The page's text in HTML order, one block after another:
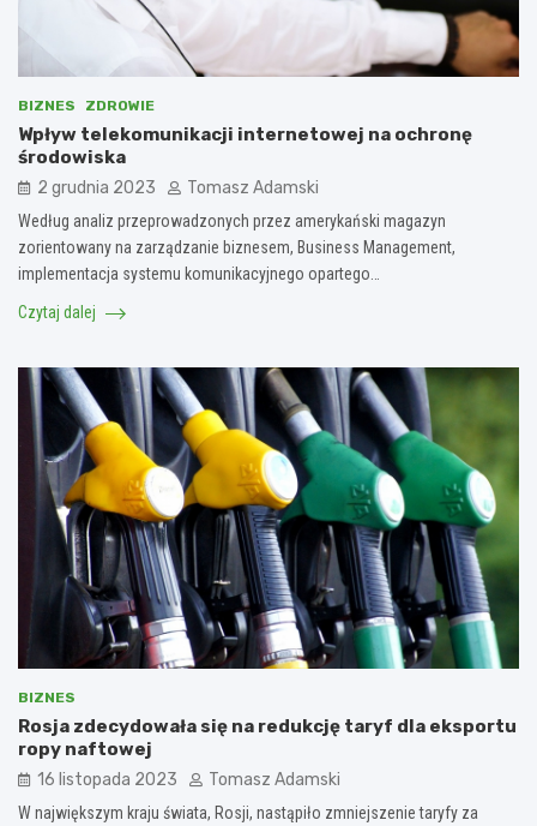
BIZNES ZDROWIE
Wpływ telekomunikacji internetowej na ochronę
środowiska
2 grudnia 2023 Tomasz Adamski
Według analiz przeprowadzonych przez amerykański magazyn
zorientowany na zarządzanie biznesem, Business Management,
implementacja systemu komunikacyjnego opartego…
Czytaj dalej
BIZNES
Rosja zdecydowała się na redukcję taryf dla eksportu
ropy naftowej
16 listopada 2023 Tomasz Adamski
W największym kraju świata, Rosji, nastąpiło zmniejszenie taryfy za